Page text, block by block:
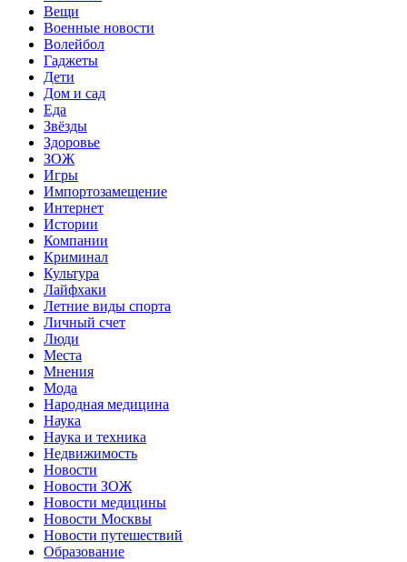
Вещи
Военные новости
Волейбол
Гаджеты
Дети
Дом и сад
Еда
Звёзды
Здоровье
ЗОЖ
Игры
Импортозамещение
Интернет
Истории
Компании
Криминал
Культура
Лайфхаки
Летние виды спорта
Личный счет
Люди
Места
Мнения
Мода
Народная медицина
Наука
Наука и техника
Недвижимость
Новости
Новости ЗОЖ
Новости медицины
Новости Москвы
Новости путешествий
Образование